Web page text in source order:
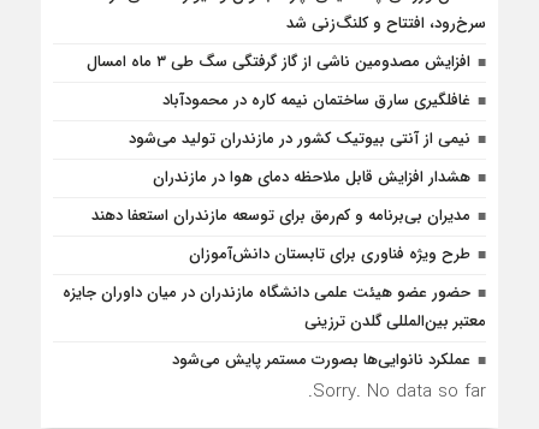
سرخ‌رود، افتتاح و کلنگ‌زنی شد
افزایش مصدومین ناشی از گاز گرفتگی سگ طی ۳ ماه امسال
غافلگيري سارق ساختمان نيمه کاره در محمودآباد
نیمی از آنتی بیوتیک کشور در مازندران تولید می‌شود
هشدار افزایش قابل ملاحظه دمای هوا در مازندران
مدیران بی‌برنامه و کم‌رمق برای توسعه مازندران استعفا دهند
طرح ویژه فناوری برای تابستان دانش‌آموزان
حضور عضو هیئت علمی دانشگاه مازندران در میان داوران جایزه
معتبر بین‌المللی گلدن ترزینی
عملکرد نانوایی‌ها بصورت مستمر پایش می‌شود
Sorry. No data so far.